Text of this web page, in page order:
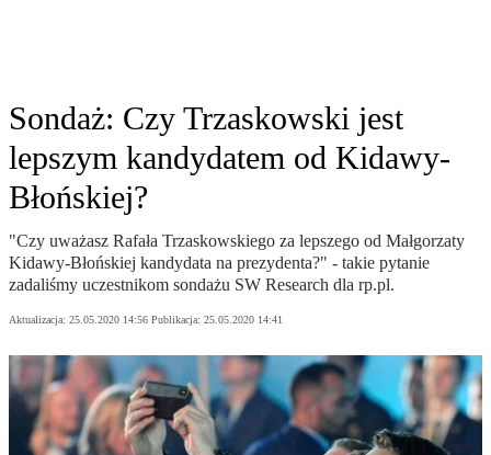
Sondaż: Czy Trzaskowski jest
lepszym kandydatem od Kidawy-
Błońskiej?
"Czy uważasz Rafała Trzaskowskiego za lepszego od Małgorzaty
Kidawy-Błońskiej kandydata na prezydenta?" - takie pytanie
zadaliśmy uczestnikom sondażu SW Research dla rp.pl.
Aktualizacja: 25.05.2020 14:56 Publikacja: 25.05.2020 14:41